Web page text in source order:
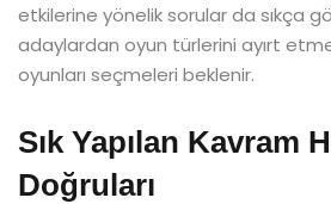
etkilerine yönelik sorular da sıkça
adaylardan oyun türlerini ayırt
oyunları seçmeleri beklenir.
Sık Yapılan Kavram
Doğruları